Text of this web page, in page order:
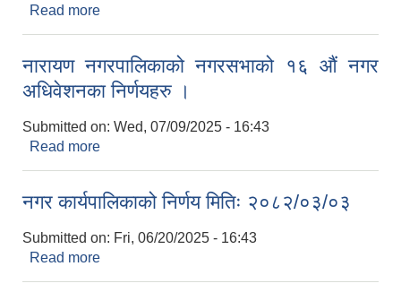
Read more
नारायण नगरपालिकाको नगरसभाको १६ औं नगर
अधिवेशनका निर्णयहरु ।
Submitted on: Wed, 07/09/2025 - 16:43
Read more
नगर कार्यपालिकाको निर्णय मितिः २०८२/०३/०३
Submitted on: Fri, 06/20/2025 - 16:43
Read more